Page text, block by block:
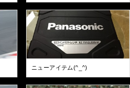
ニューアイテム(^_^)